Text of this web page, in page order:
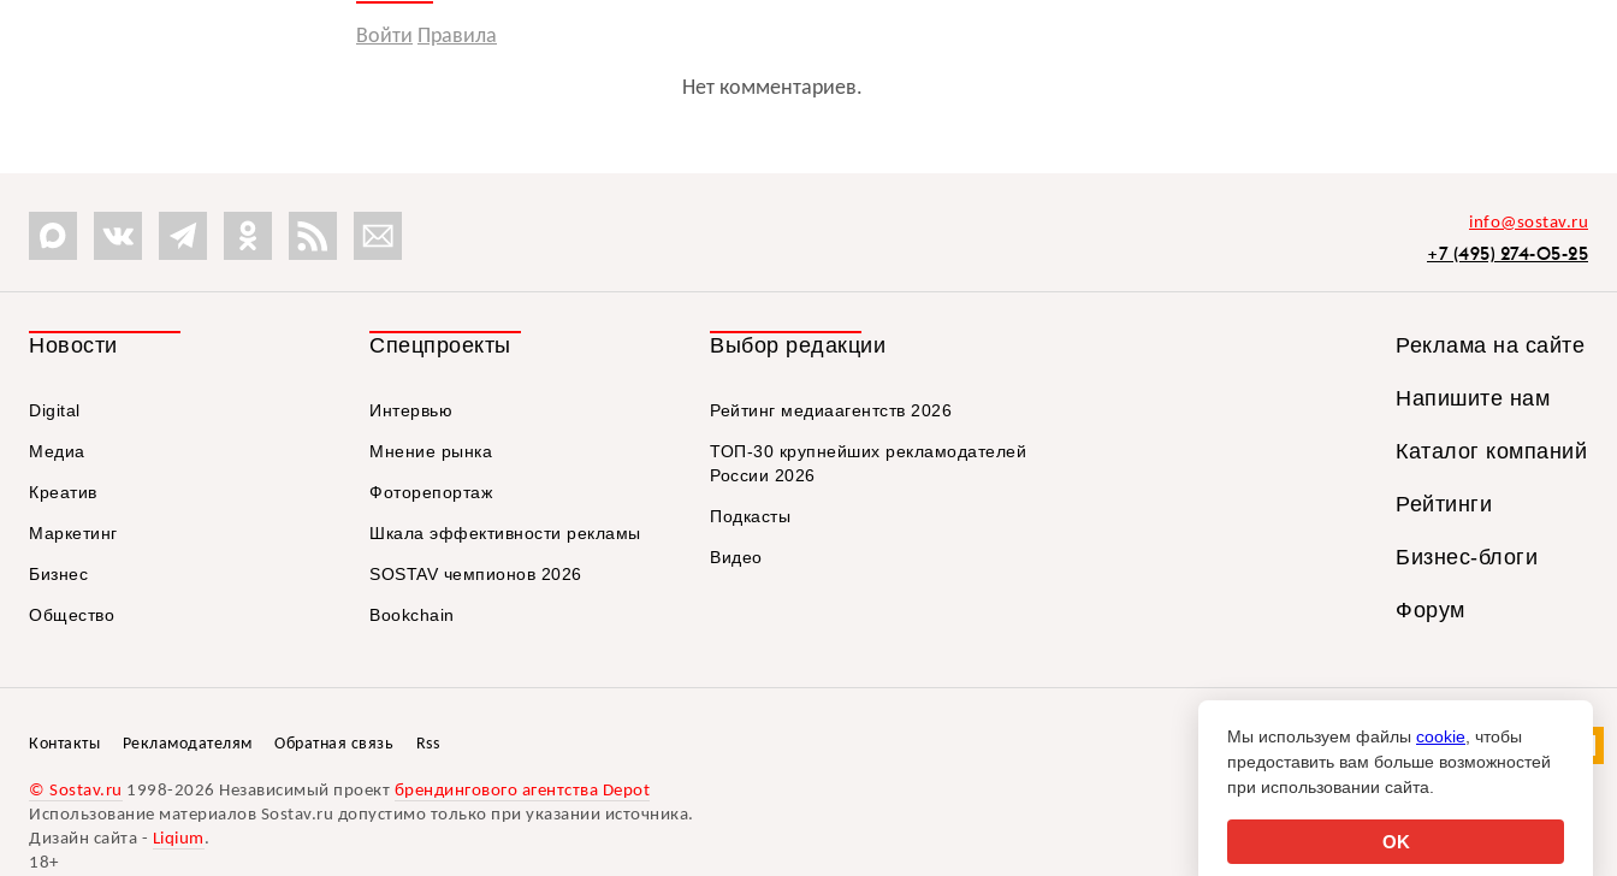
Войти Правила
Нет комментариев.
info@sostav.ru
+7 (495) 274-05-25
Новости
Digital
Медиа
Креатив
Маркетинг
Бизнес
Общество
Спецпроекты
Интервью
Мнение рынка
Фоторепортаж
Шкала эффективности рекламы
SOSTAV чемпионов 2026
Bookchain
Выбор редакции
Рейтинг медиаагентств 2026
ТОП-30 крупнейших рекламодателей
России 2026
Подкасты
Видео
Реклама на сайте
Напишите нам
Каталог компаний
Рейтинги
Бизнес-блоги
Форум
Контакты Рекламодателям Обратная связь Rss
© Sostav.ru 1998-2026 Независимый проект брендингового агентства Depot
Использование материалов Sostav.ru допустимо только при указании источника.
Дизайн сайта - Liqium .
18+
Мы используем файлы cookie , чтобы
предоставить вам больше возможностей
при использовании сайта.
OK